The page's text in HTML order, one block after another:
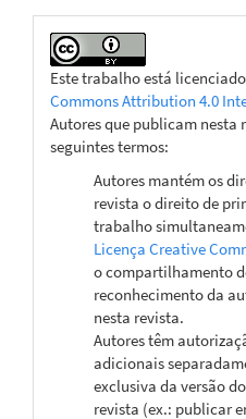
Este trabalho está
Commons Attribution 4.0
Autores que publicam nesta
seguintes termos:
Autores mantém os
revista o direito de
trabalho
Licença Creative
o compartilhamento
reconhecimento da
nesta revista.
Autores têm
adicionais
exclusiva da versão
revista (ex.: publicar